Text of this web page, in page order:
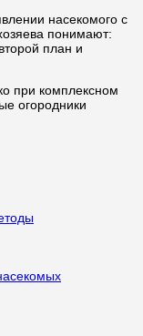
насекомого с
понимают:
план и
при комплексном
огородники